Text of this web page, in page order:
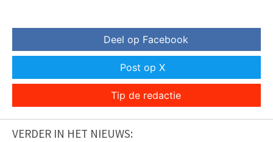
Deel op Facebook
Post op X
Tip de redactie
VERDER IN HET NIEUWS: